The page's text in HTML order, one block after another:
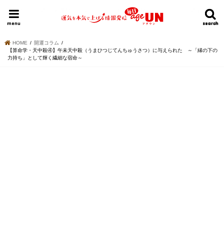
search
search
menu
HOME 明日の運勢ランキング 今週の運勢
HOME
開運コラム
【算命学・天中殺④】午未天中殺（うまひつじてんちゅうさつ）に与えられた ～「縁の下の
力持ち」として輝く繊細な宿命～